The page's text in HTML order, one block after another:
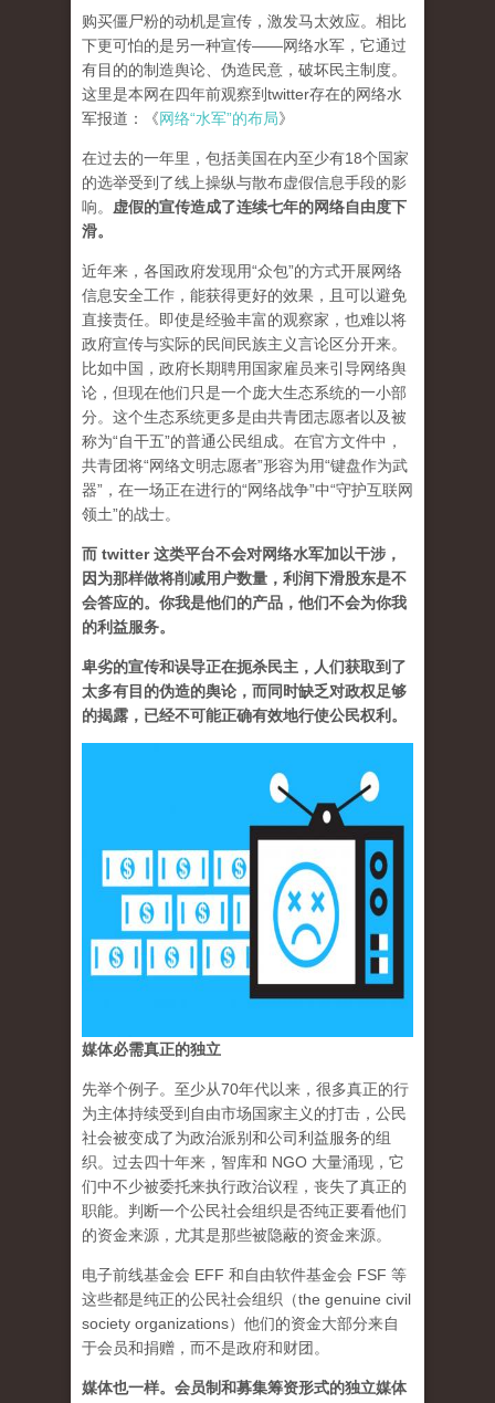
购买僵尸粉的动机是宣传，激发马太效应。相比
下更可怕的是另一种宣传——网络水军，它通过
有目的的制造舆论、伪造民意，破坏民主制度。
这里是本网在四年前观察到twitter存在的网络水
军报道：《网络“水军”的布局》
在过去的一年里，包括美国在内至少有18个国家
的选举受到了线上操纵与散布虚假信息手段的影
响。 虚假的宣传造成了连续七年的网络自由度下
滑。
近年来，各国政府发现用“众包”的方式开展网络
信息安全工作，能获得更好的效果，且可以避免
直接责任。即使是经验丰富的观察家，也难以将
政府宣传与实际的民间民族主义言论区分开来。
比如中国，政府长期聘用国家雇员来引导网络舆
论，但现在他们只是一个庞大生态系统的一小部
分。这个生态系统更多是由共青团志愿者以及被
称为“自干五”的普通公民组成。在官方文件中，
共青团将“网络文明志愿者”形容为用“键盘作为武
器”，在一场正在进行的“网络战争”中“守护互联网
领土”的战士。
而 twitter 这类平台不会对网络水军加以干涉，
因为那样做将削减用户数量，利润下滑股东是不
会答应的。你我是他们的产品，他们不会为你我
的利益服务。
卑劣的宣传和误导正在扼杀民主，人们获取到了
太多有目的伪造的舆论，而同时缺乏对政权足够
的揭露，已经不可能正确有效地行使公民权利。
媒体必需真正的独立
先举个例子。至少从70年代以来，很多真正的行
为主体持续受到自由市场国家主义的打击，公民
社会被变成了为政治派别和公司利益服务的组
织。过去四十年来，智库和 NGO 大量涌现，它
们中不少被委托来执行政治议程，丧失了真正的
职能。判断一个公民社会组织是否纯正要看他们
的资金来源，尤其是那些被隐蔽的资金来源。
电子前线基金会 EFF 和自由软件基金会 FSF 等
这些都是纯正的公民社会组织（the genuine civil
society organizations）他们的资金大部分来自
于会员和捐赠，而不是政府和财团。
媒体也一样。会员制和募集筹资形式的独立媒体